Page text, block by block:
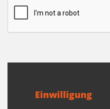
Einwilligung